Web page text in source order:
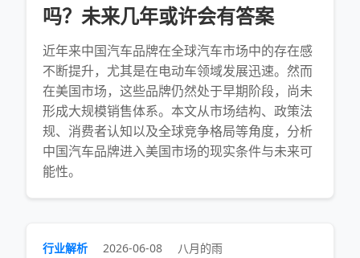
吗？未来几年或许会有答案
近年来中国汽车品牌在全球汽车市场中的存在感
不断提升，尤其是在电动车领域发展迅速。然而
在美国市场，这些品牌仍然处于早期阶段，尚未
形成大规模销售体系。本文从市场结构、政策法
规、消费者认知以及全球竞争格局等角度，分析
中国汽车品牌进入美国市场的现实条件与未来可
能性。
行业解析 2026-06-08 八月的雨